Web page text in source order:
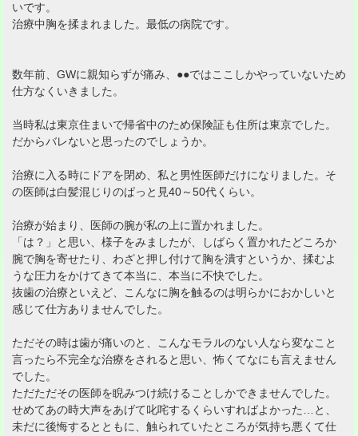
いです。
治療中胸を揉まれました。最低の病院です。
数年前、GWに親知らずが痛み、●●ではここしかやっていないため
仕方なくいきました。
当時私は東京住まいで帰省中のため保険証も住所は東京でした。
だからバレないと思ったのでしょうか。
治療に入る時にドアを閉め、私と男性医師だけになりました。そ
の医師は白髪混じりのぱっと見40～50代くらい。
治療が始まり、医師の腕が私の上に置かれました。
「は？」と思い、様子をみましたが、しばらく置かれたどころか
腕で胸を寄せたり、わざと押し付けて胸を潰すというか、揉むよ
うな圧力をかけてきて本当に、本当に不快でした。
抜歯の治療といえど、こんなに胸を触るのは明らかにおかしいと
感じて仕方ありませんでした。
ただその時は歯が痛いのと、こんなモラルのない人なら変なこと
言ったら不完全な治療をされると思い、怖くてなにも言えません
でした。
ただただその医師を睨みつけ続けることしかできませんでした。
せめてあの時大声をあげて叱咤するくらいすればよかった…と、
未だに後悔するとともに、触られていたところが気持ち悪くて仕